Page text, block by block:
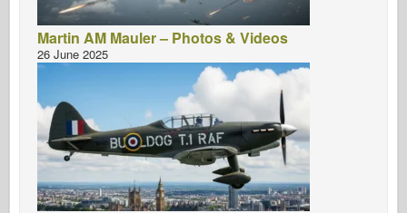
Martin AM Mauler – Photos & Videos
26 June 2025